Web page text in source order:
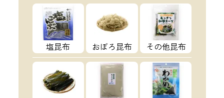
塩昆布 おぼろ昆布 その他昆布